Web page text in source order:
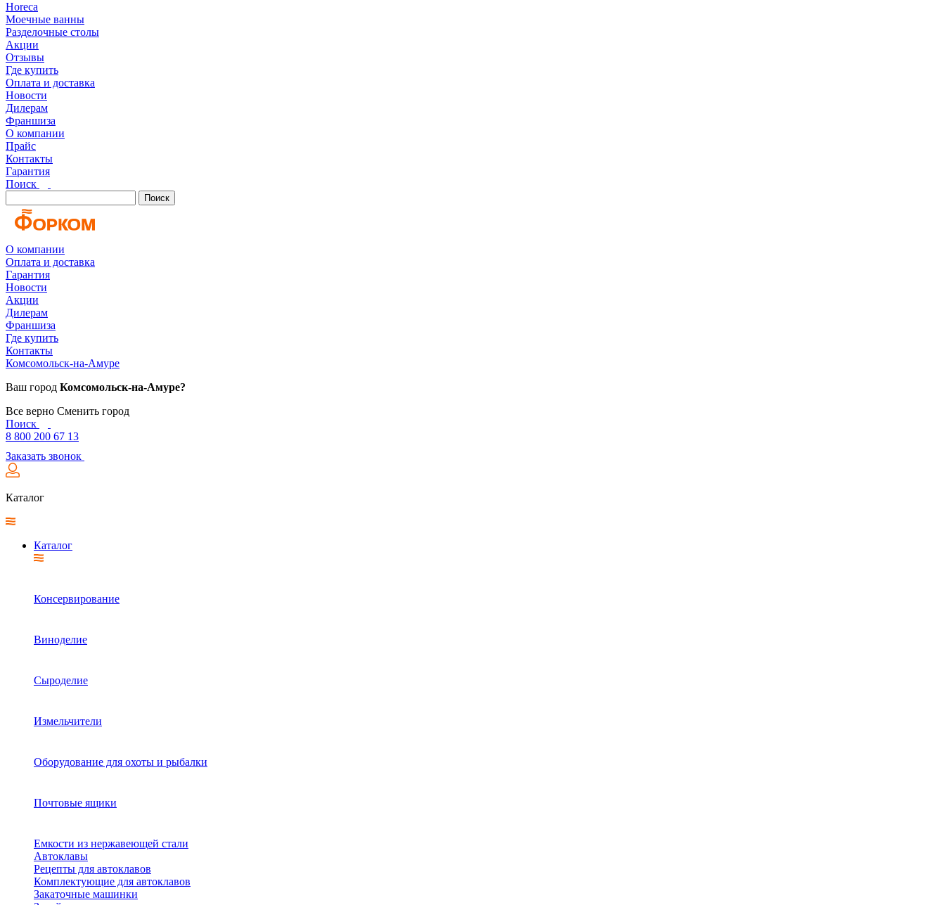
Horeca
Моечные ванны
Разделочные столы
Акции
Отзывы
Где купить
Оплата и доставка
Новости
Дилерам
Франшиза
О компании
Прайс
Контакты
Гарантия
Поиск
Поиск
О компании
Оплата и доставка
Гарантия
Новости
Акции
Дилерам
Франшиза
Где купить
Контакты
Комсомольск-на-Амуре
Ваш город Комсомольск-на-Амуре?
Все верно Сменить город
Поиск
8 800 200 67 13
Заказать звонок
Каталог
Каталог
Консервирование
Виноделие
Сыроделие
Измельчители
Оборудование для охоты и рыбалки
Почтовые ящики
Емкости из нержавеющей стали
Автоклавы
Рецепты для автоклавов
Комплектующие для автоклавов
Закаточные машинки